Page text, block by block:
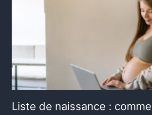
Liste de naissance :